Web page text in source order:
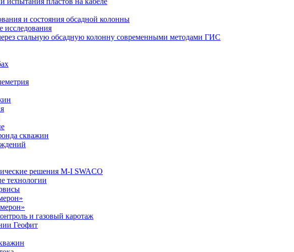
и состояния обсадной колонны
исследования
стальную обсадную колонну современными методами ГИС
скважин
решения M-I SWACO
технологии
и газовый каротаж
Геофит